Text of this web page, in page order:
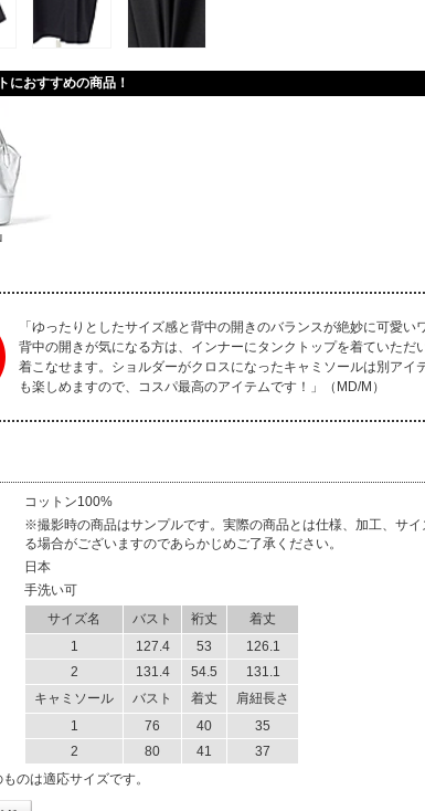
におすすめの商品！
「ゆったりとしたサイズ感と背中の開きのバランスが絶妙に可愛い
背中の開きが気になる方は、インナーにタンクトップを着ていただ
着こなせます。ショルダーがクロスになったキャミソールは別アイ
も楽しめますので、コスパ最高のアイテムです！」（MD/M）
コットン100%
※撮影時の商品はサンプルです。実際の商品とは仕様、加工、サイ
る場合がございますのであらかじめご了承ください。
日本
手洗い可
サイズ名 バスト 裄丈
着丈
1
127.4 53
126.1
2
131.4 54.5
131.1
キャミソール
バスト 着丈
肩紐長さ
1
76 40
35
2
80 41
37
のは適応サイズです。